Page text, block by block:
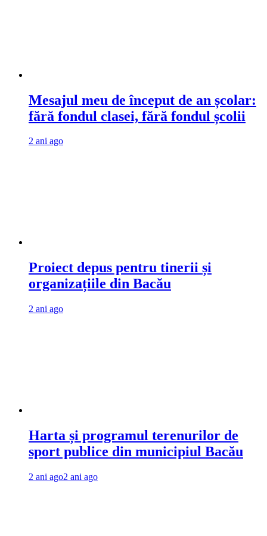
Mesajul meu de început de an școlar:
fără fondul clasei, fără fondul școlii
2 ani ago
Proiect depus pentru tinerii și
organizațiile din Bacău
2 ani ago
Harta și programul terenurilor de
sport publice din municipiul Bacău
2 ani ago2 ani ago